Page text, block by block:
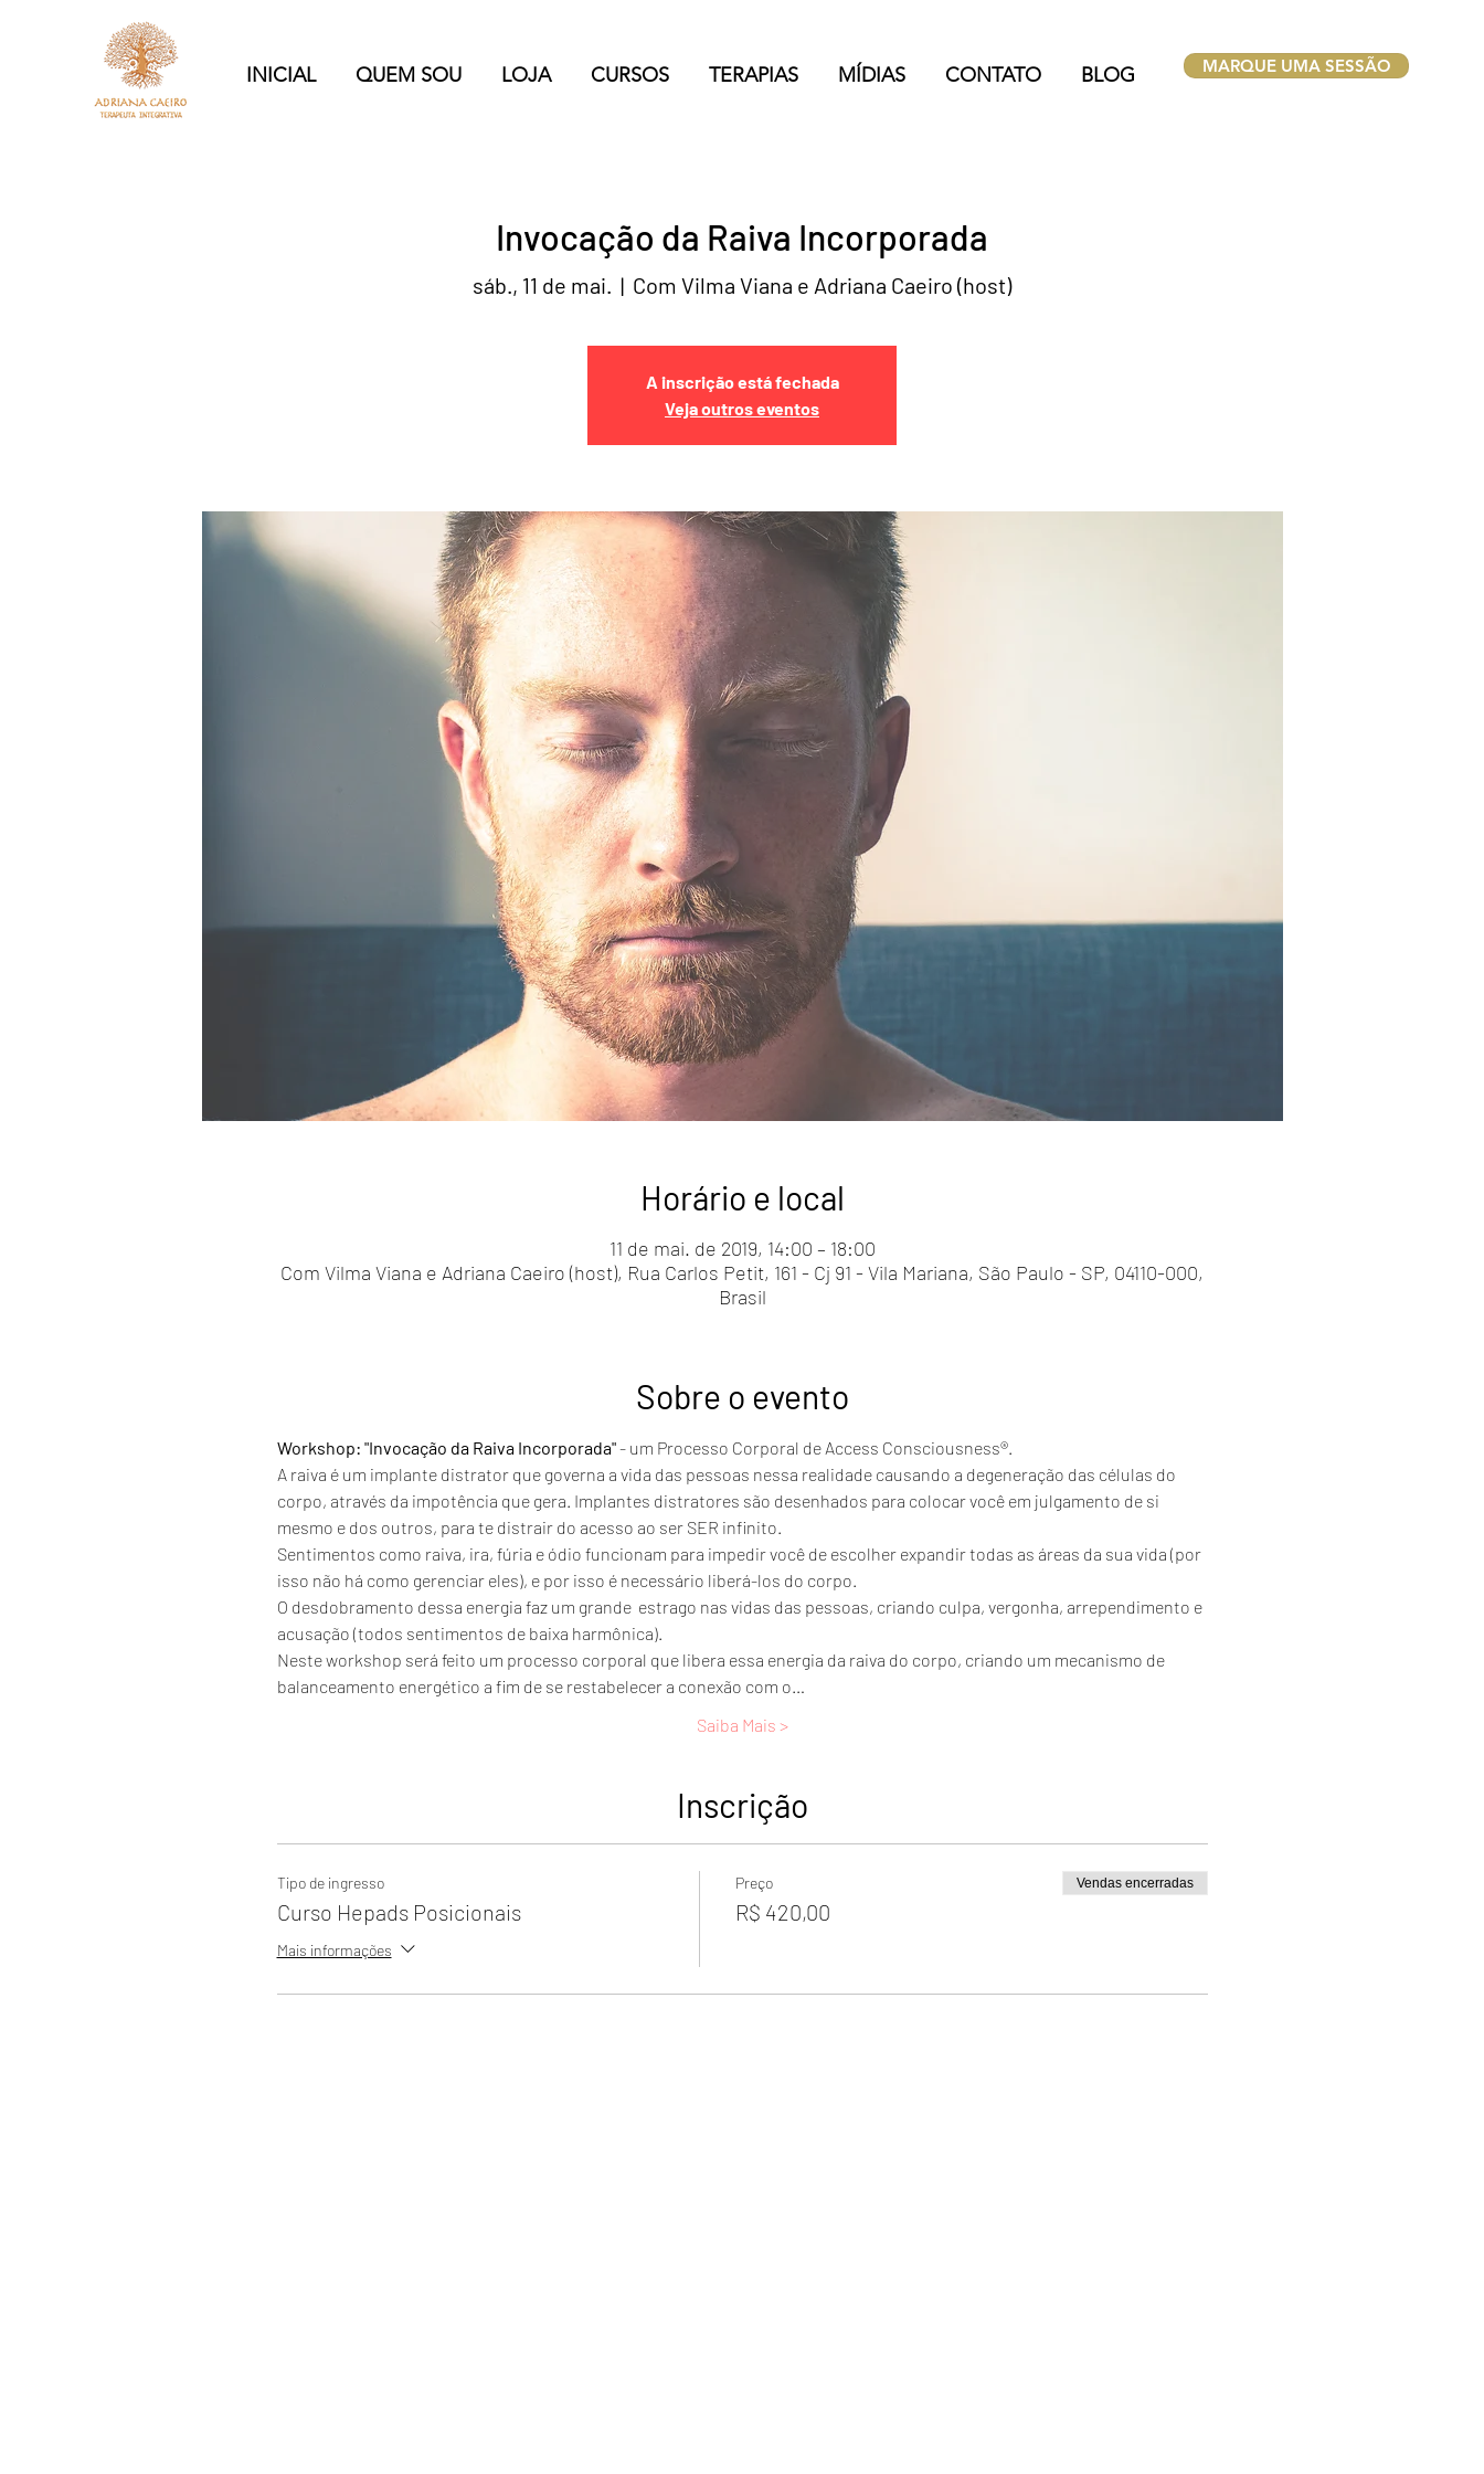
INICIAL QUEM SOU LOJA CURSOS TERAPIAS MÍDIAS CONTATO BLOG MARQUE UMA SESSÃO
Invocação da Raiva Incorporada
sáb., 11 de mai.
  |
Com Vilma Viana e Adriana Caeiro (host)
A inscrição está fechada
Veja outros eventos
Horário e local
11 de mai. de 2019, 14:00 – 18:00
Com Vilma Viana e Adriana Caeiro (host), Rua Carlos Petit, 161 - Cj 91 - Vila Mariana, São Paulo - SP, 04110-000,
Brasil
Sobre o evento
Workshop: "Invocação da Raiva Incorporada" - um Processo Corporal de Access Consciousness®.
A raiva é um implante distrator que governa a vida das pessoas nessa realidade causando a degeneração das células do
corpo, através da impotência que gera. Implantes distratores são desenhados para colocar você em julgamento de si
mesmo e dos outros, para te distrair do acesso ao ser SER infinito.
Sentimentos como raiva, ira, fúria e ódio funcionam para impedir você de escolher expandir todas as áreas da sua vida (por
isso não há como gerenciar eles), e por isso é necessário liberá-los do corpo.
O desdobramento dessa energia faz um grande  estrago nas vidas das pessoas, criando culpa, vergonha, arrependimento e
acusação (todos sentimentos de baixa harmônica).
Neste workshop será feito um processo corporal que libera essa energia da raiva do corpo, criando um mecanismo de
balanceamento energético a fim de se restabelecer a conexão com o…
Saiba Mais >
Inscrição
Tipo de ingresso
Curso Hepads Posicionais
Mais informações
Preço
R$ 420,00
Vendas encerradas